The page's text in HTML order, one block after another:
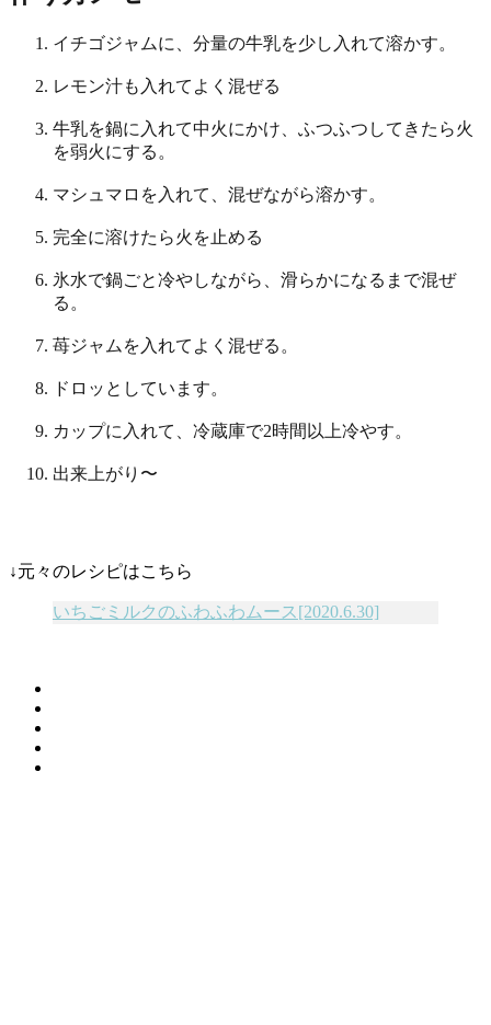
イチゴジャムに、分量の牛乳を少し入れて溶かす。
レモン汁も入れてよく混ぜる
牛乳を鍋に入れて中火にかけ、ふつふつしてきたら火
を弱火にする。
マシュマロを入れて、混ぜながら溶かす。
完全に溶けたら火を止める
氷水で鍋ごと冷やしながら、滑らかになるまで混ぜ
る。
苺ジャムを入れてよく混ぜる。
ドロッとしています。
カップに入れて、冷蔵庫で2時間以上冷やす。
出来上がり〜
↓元々のレシピはこちら
いちごミルクのふわふわムース[2020.6.30]